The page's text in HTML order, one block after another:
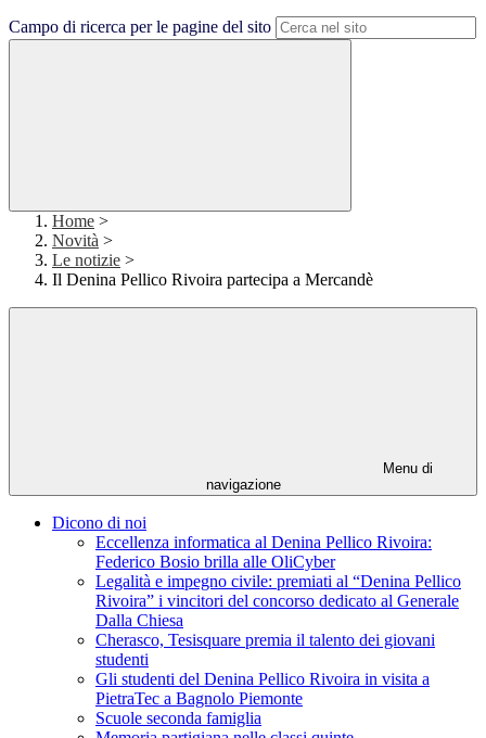
Campo di ricerca per le pagine del sito
Home >
Novità >
Le notizie >
Il Denina Pellico Rivoira partecipa a Mercandè
Menu di
navigazione
Dicono di noi
Eccellenza informatica al Denina Pellico Rivoira:
Federico Bosio brilla alle OliCyber
Legalità e impegno civile: premiati al “Denina Pellico
Rivoira” i vincitori del concorso dedicato al Generale
Dalla Chiesa
Cherasco, Tesisquare premia il talento dei giovani
studenti
Gli studenti del Denina Pellico Rivoira in visita a
PietraTec a Bagnolo Piemonte
Scuole seconda famiglia